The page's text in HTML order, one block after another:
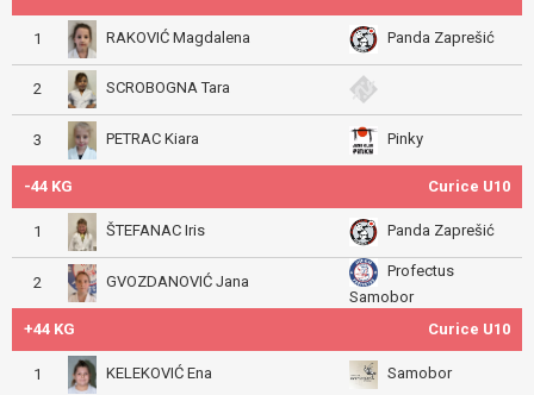
1 RAKOVIĆ Magdalena Panda Zaprešić
2 SCROBOGNA Tara
3 PETRAC Kiara Pinky
-44 KG Curice U10
1 ŠTEFANAC Iris Panda Zaprešić
2 GVOZDANOVIĆ Jana
Profectus
Samobor
+44 KG
Curice U10
1 KELEKOVIĆ Ena Samobor